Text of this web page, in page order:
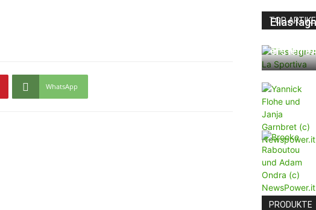
WhatsApp
TOP
Elias
ersten
PRODUKTE